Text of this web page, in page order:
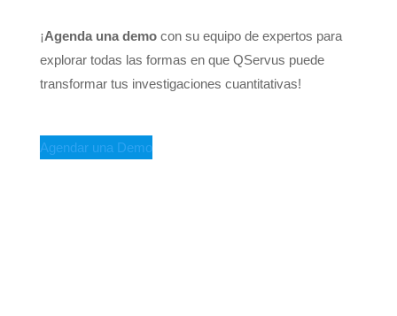
¡Agenda una democon su equipo de expertos para
explorar todas las formas en que QServus puede
transformar tus investigaciones cuantitativas!
Agendar una Demo